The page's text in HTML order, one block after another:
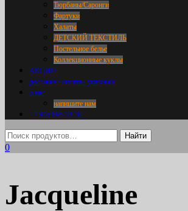
Тюрбаны/Саронги
Фартуки
Халаты
ДЕТСКИЙ ТЕКСТИЛЬ
Постельное белье
Коллекционные куклы
АКЦИИ
доставка / оплата / упаковка
о нас
напишите нам
+7 916 695 18 36
0
Jacqueline